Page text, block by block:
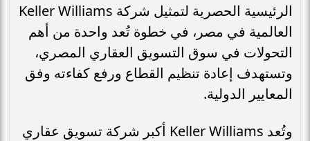
الرئيسية الحصرية لتمثيل شركة Keller Williams
العالمية في مصر، في خطوة تُعد واحدة من أهم
التحولات في سوق التسويق العقاري المصري،
وتستهدف إعادة تنظيم القطاع ورفع كفاءته وفق
المعايير الدولية.
وتُعد Keller Williams أكبر شركة تسويق عقاري